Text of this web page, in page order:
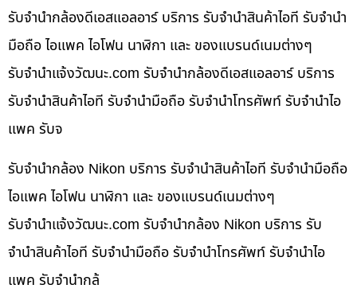
รับจำนำกล้องดีเอสแอลอาร์ บริการ รับจำนำสินค้าไอที รับจำนำ
มือถือ ไอแพค ไอโฟน นาฬิกา และ ของแบรนด์เนมต่างๆ
รับจํานําแจ้งวัฒนะ.com รับจำนำกล้องดีเอสแอลอาร์ บริการ
รับจำนำสินค้าไอที รับจำนำมือถือ รับจำนำโทรศัพท์ รับจำนำไอ
แพค รับจ
รับจำนำกล้อง Nikon บริการ รับจำนำสินค้าไอที รับจำนำมือถือ
ไอแพค ไอโฟน นาฬิกา และ ของแบรนด์เนมต่างๆ
รับจํานําแจ้งวัฒนะ.com รับจำนำกล้อง Nikon บริการ รับ
จำนำสินค้าไอที รับจำนำมือถือ รับจำนำโทรศัพท์ รับจำนำไอ
แพค รับจำนำกล้